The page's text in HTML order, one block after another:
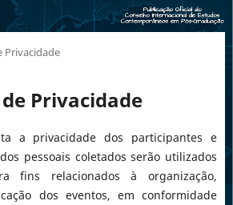
Privacidade
Privacidade
a privacidade dos participantes e
pessoais coletados serão utilizados
fins relacionados à organização,
dos eventos, em conformidade